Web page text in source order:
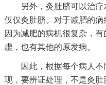
另外，灸肚脐可以治
仅仅灸肚脐。对于减肥的
因为减肥的病机很复杂，
虚，也有其他的原发病。
因此，根据每个病人
现，要辨证处理，不是灸